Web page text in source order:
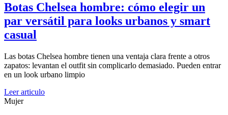
Botas Chelsea hombre: cómo elegir un
par versátil para looks urbanos y smart
casual
Las botas Chelsea hombre tienen una ventaja clara frente a otros
zapatos: levantan el outfit sin complicarlo demasiado. Pueden entrar
en un look urbano limpio
Leer articulo
Mujer